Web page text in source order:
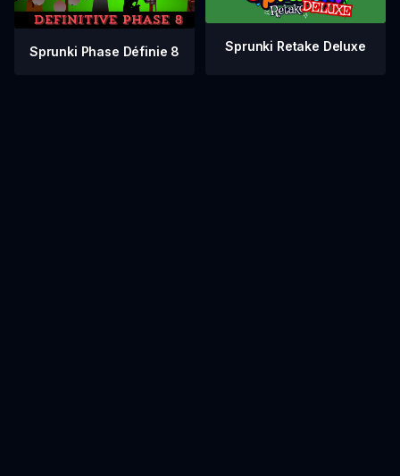
Sprunki Phase Définie 8 Sprunki Retake Deluxe